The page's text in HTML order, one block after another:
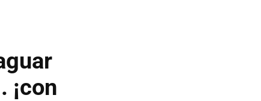
¡con